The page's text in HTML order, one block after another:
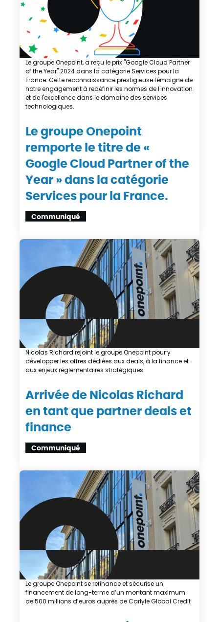
Le groupe Onepoint
remporte le titre de «
Google Cloud Partner of the
Year » dans la catégorie
Services pour la France.
Communiqué
Le groupe Onepoint, a reçu le prix "Google Cloud Partner
of the Year" 2024 dans la catégorie Services pour la
France. Cette reconnaissance prestigieuse témoigne de
notre engagement à redéfinir les normes de l'innovation
et de l'excellence dans le domaine des services
technologiques.
Arrivée de Nicolas Richard
en tant que partner deals et
finance
Communiqué
Nicolas Richard rejoint le groupe Onepoint pour y
développer les offres dédiées aux deals, à la finance et
aux enjeux réglementaires stratégiques.
Le groupe Onepoint se refinance et sécurise un
financement de long-terme d’un montant maximum
de 500 millions d’euros auprès de Carlyle Global Credit